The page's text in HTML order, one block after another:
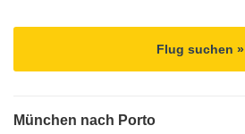
Flug suchen »
München nach Porto